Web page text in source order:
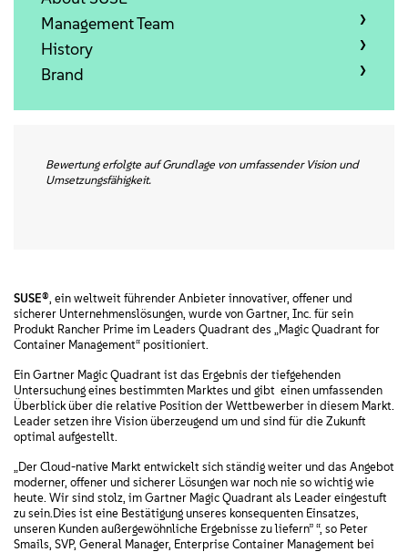
Bewertung erfolgte auf Grundlage von umfassender Vision und
Umsetzungsfähigkeit.
SUSE®, ein weltweit führender Anbieter innovativer, offener und
sicherer Unternehmenslösungen, wurde von Gartner, Inc. für sein
Produkt Rancher Prime im Leaders Quadrant des „Magic Quadrant for
Container Management“ positioniert.
Ein Gartner Magic Quadrant ist das Ergebnis der tiefgehenden
Untersuchung eines bestimmten Marktes und gibt einen umfassenden
Überblick über die relative Position der Wettbewerber in diesem Markt.
Leader setzen ihre Vision überzeugend um und sind für die Zukunft
optimal aufgestellt.
„Der Cloud-native Markt entwickelt sich ständig weiter und das Angebot
moderner, offener und sicherer Lösungen war noch nie so wichtig wie
heute. Wir sind stolz, im Gartner Magic Quadrant als Leader eingestuft
zu sein.Dies ist eine Bestätigung unseres konsequenten Einsatzes,
unseren Kunden außergewöhnliche Ergebnisse zu liefern” “, so Peter
Smails, SVP, General Manager, Enterprise Container Management bei
Management Team
History
Brand